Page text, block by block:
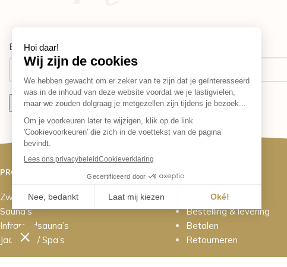
Email address:
PROJECTEN
Zwembaden
Sauna’s
Infraroodsauna’s
Jacuzzi’s / Spa’s
Contact
Bestelling & levering
Betalen
Retourneren